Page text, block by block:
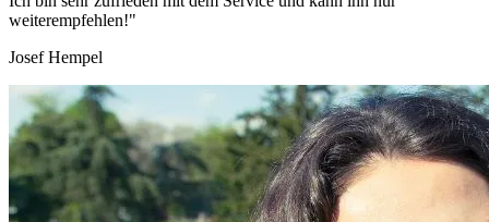
weiterempfehlen!"
Josef Hempel